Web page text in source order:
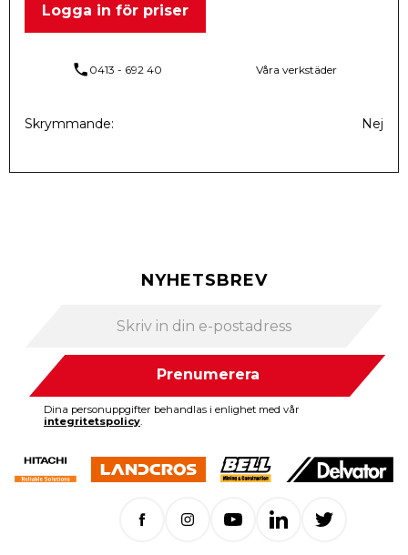
Logga in för priser
phone 0413 - 692 40 Våra verkstäder
Skrymmande Nej
NYHETSBREV
Prenumerera
Dina personuppgifter behandlas i enlighet med vår
integritetspolicy.